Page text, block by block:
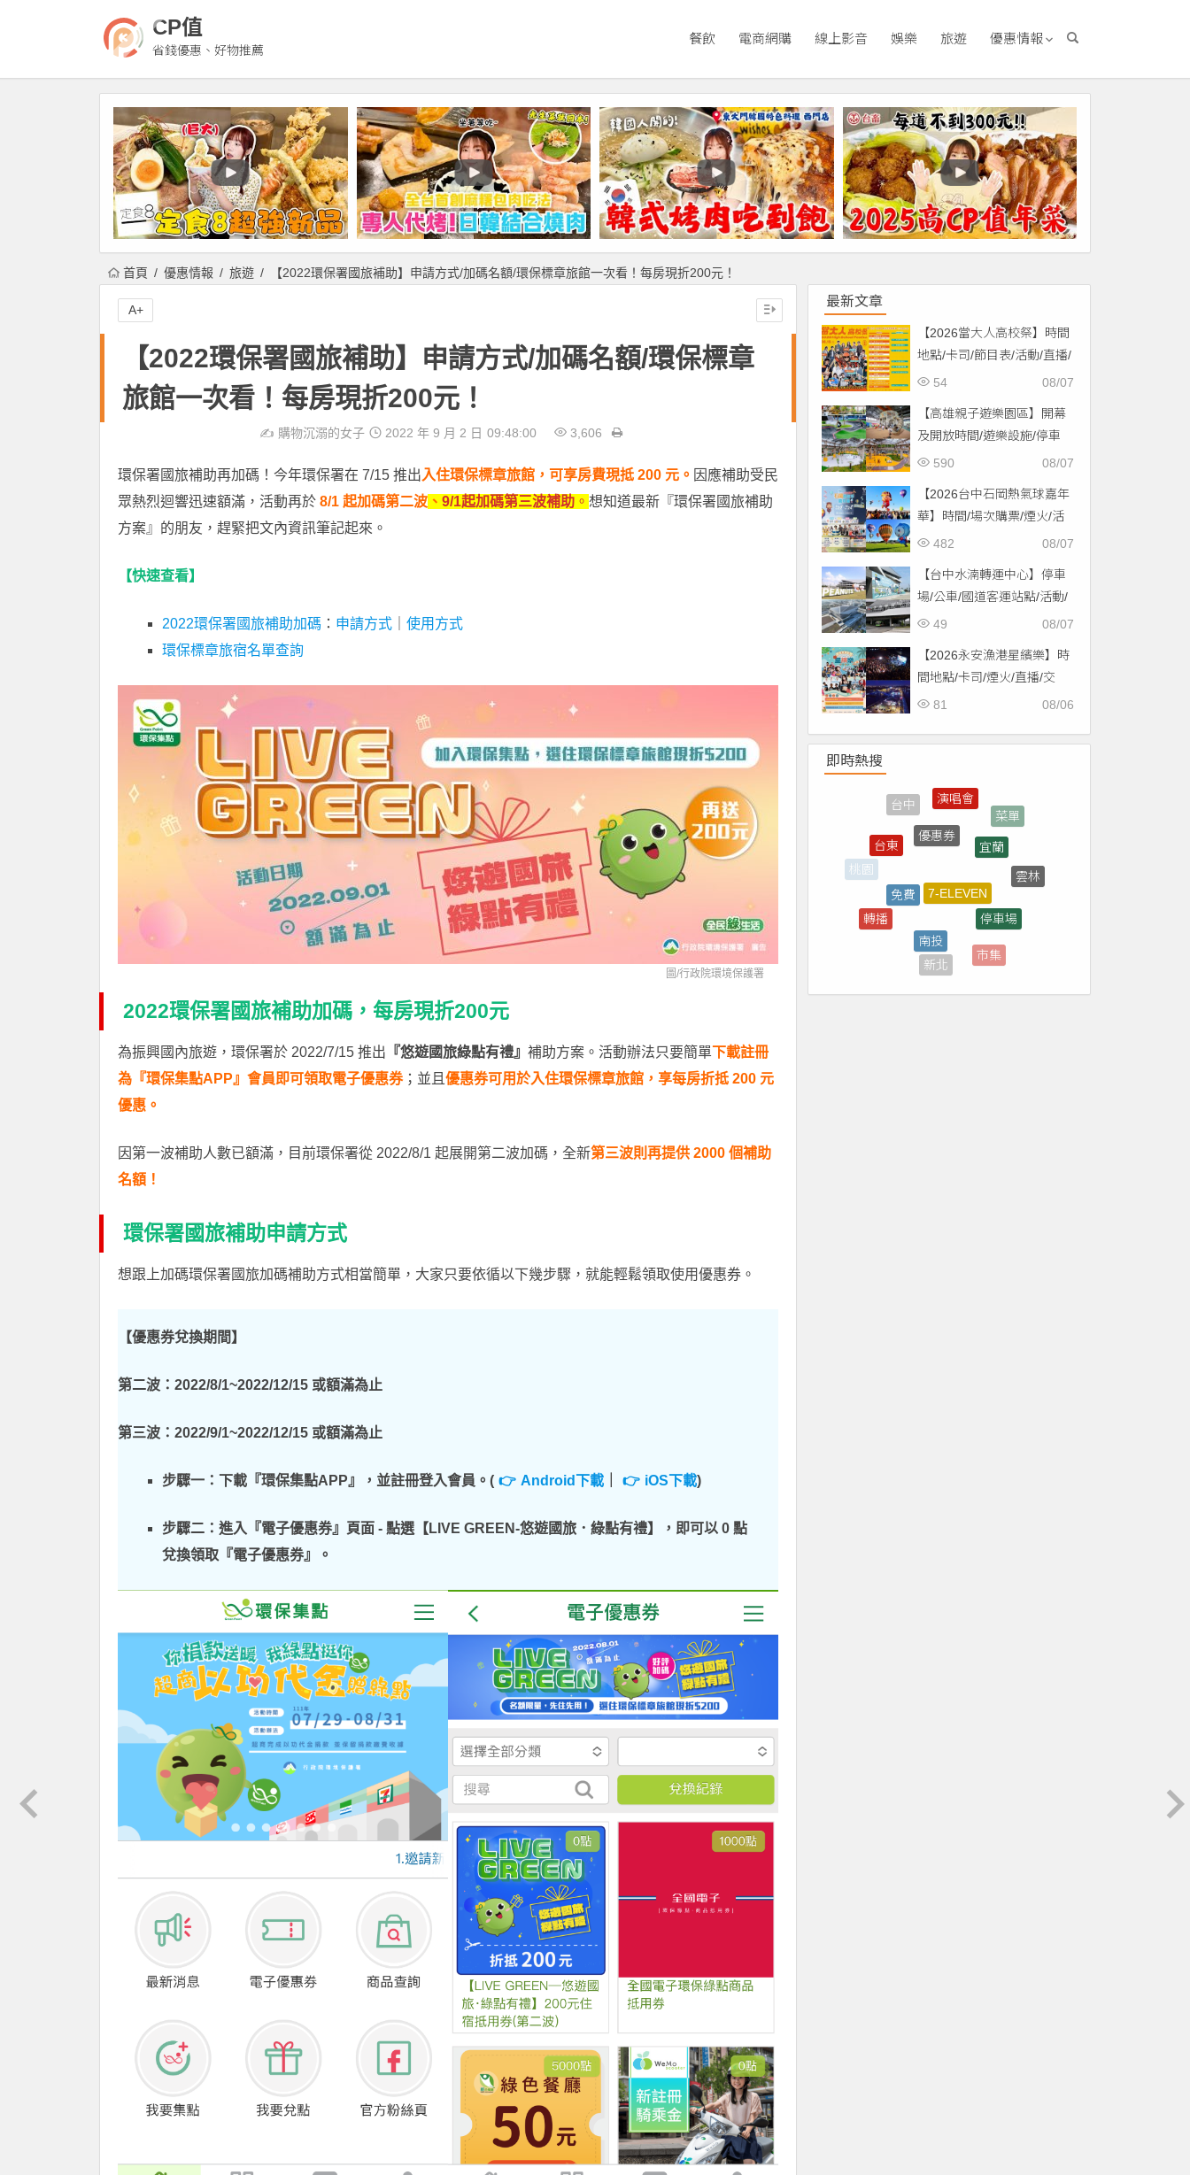
CP值
省錢優惠、好物推薦
餐飲 電商網購 線上影音 娛樂 旅遊 優惠情報
首頁 優惠情報 旅遊 【2022環保署國旅補助】申請方式/加碼名額/環保標章旅館一次看！每房現折200元！
【2022環保署國旅補助】申請方式/加碼名額/環保標章
旅館一次看！每房現折200元！
✍️ 購物沉溺的女子 2022 年 9 月 2 日 09:48:00 3,606
環保署國旅補助再加碼！今年環保署在 7/15 推出入住環保標章旅館，可享房費現抵 200 元。 因應補助受民
眾熱烈迴響迅速額滿，活動再於 8/1 起加碼第二波 、 9/1起加碼第三波補助 。 想知道最新『環保署國旅補助
方案』的朋友，趕緊把文內資訊筆記起來。
【快速查看】
2022環保署國旅補助加碼 ： 申請方式
使用方式
環保標章旅宿名單查詢
圖/行政院環境保護署
2022環保署國旅補助加碼，每房現折200元
為振興國內旅遊，環保署於 2022/7/15 推出 『悠遊國旅綠點有禮』 補助方案。活動辦法只要簡單下載註冊
為『環保集點APP』會員即可領取電子優惠券；並且 優惠券可用於入住環保標章旅館，享每房折抵 200 元
優惠。
因第一波補助人數已額滿，目前環保署從 2022/8/1 起展開第二波加碼，全新第三波則再提供 2000 個補助
名額！
環保署國旅補助申請方式
想跟上加碼環保署國旅加碼補助方式相當簡單，大家只要依循以下幾步驟，就能輕鬆領取使用優惠券。
【優惠券兌換期間】
第二波：2022/8/1~2022/12/15 或額滿為止
第三波：2022/9/1~2022/12/15 或額滿為止
步驟一：下載『環保集點APP』，並註冊登入會員。( Android下載 iOS下載)
步驟二：進入『電子優惠券』頁面 - 點選【LIVE GREEN-悠遊國旅．綠點有禮】，即可以 0 點
兌換領取『電子優惠券』。
A+
最新文章
【2026當大人高校祭】時間
地點/卡司/節目表/活動/直播/
交通，免費入場！
08/07
54
【高雄親子遊樂園區】開幕
及開放時間/遊樂設施/停車
場/交通一次看！
08/07
590
【2026台中石岡熱氣球嘉年
華】時間/場次購票/煙火/活
動/交通，土牛運動公園登08/07
482
【台中水湳轉運中心】停車
場/公車/國道客運站點/活動/
交通，啟用免費停車！ 08/07
49
【2026永安漁港星繽樂】時
間地點/卡司/煙火/直播/交
通，免費入場！
08/06
81
即時熱搜
桃園
優惠券
宜蘭
直播
煙火
新竹
免費
7-ELEVEN
停車場
新北
南投